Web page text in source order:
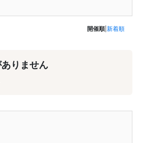
開催順 新着順
りません